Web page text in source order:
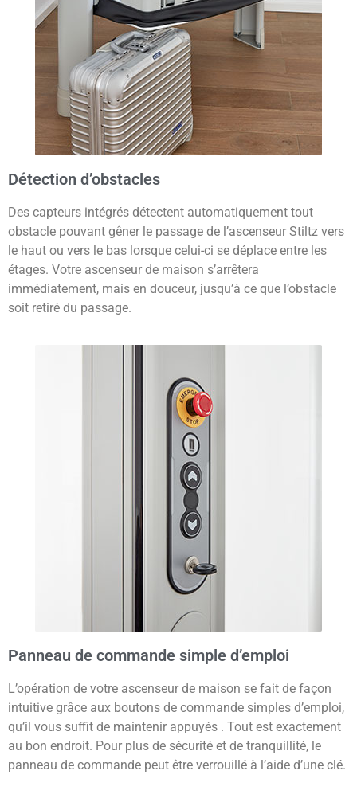
Détection d’obstacles
Des capteurs intégrés détectent automatiquement tout
obstacle pouvant gêner le passage de l’ascenseur Stiltz vers
le haut ou vers le bas lorsque celui-ci se déplace entre les
étages. Votre ascenseur de maison s’arrêtera
immédiatement, mais en douceur, jusqu’à ce que l’obstacle
soit retiré du passage.
Panneau de commande simple d’emploi
L’opération de votre ascenseur de maison se fait de façon
intuitive grâce aux boutons de commande simples d’emploi,
qu’il vous suffit de maintenir appuyés . Tout est exactement
au bon endroit. Pour plus de sécurité et de tranquillité, le
panneau de commande peut être verrouillé à l’aide d’une clé.